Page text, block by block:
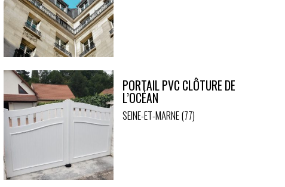
PORTAIL PVC CLÔTURE DE
L’OCÉAN
SEINE-ET-MARNE (77)